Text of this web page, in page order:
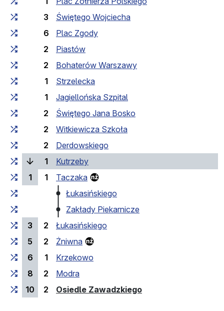
3
Świętego Wojciecha
6
Plac Zgody
2
Piastów
2
Bohaterów Warszawy
1
Strzelecka
1
Jagiellońska Szpital
2
Świętego Jana Bosko
2
Witkiewicza Szkoła
2
Derdowskiego
1
Kutrzeby(bieżący przystanek)
1
1
Taczaka
Łukasińskiego
Zakłady Piekarnicze
3
2
Łukasińskiego
5
2
Żniwna
6
1
Krzekowo
8
2
Modra
10
2 Osiedle Zawadzkiego(przystanek